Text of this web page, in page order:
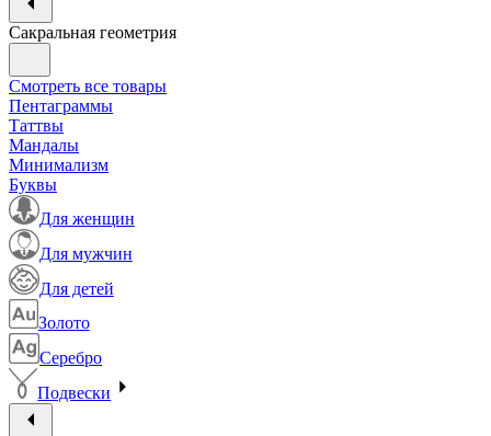
Сакральная геометрия
Смотреть все товары
Пентаграммы
Таттвы
Мандалы
Минимализм
Буквы
Для женщин
Для мужчин
Для детей
Золото
Серебро
Подвески